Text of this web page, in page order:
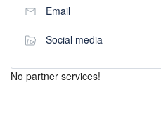
Email
Social media
No partner services!